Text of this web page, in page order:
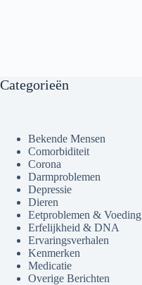
Categorieën
Bekende Mensen
Comorbiditeit
Corona
Darmproblemen
Depressie
Dieren
Eetproblemen & Voeding
Erfelijkheid & DNA
Ervaringsverhalen
Kenmerken
Medicatie
Overige Berichten